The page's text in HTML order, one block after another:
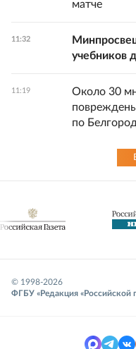
матче
11:32
учебников
11:19
Около 30
по
© 1998-2026
ФГБУ «Редакция «Российской